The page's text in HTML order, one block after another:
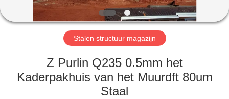
VR
-
OVER
Stalen structuur magazijn
Z Purlin Q235 0.5mm het
Kaderpakhuis van het Muurdft 80um
Staal